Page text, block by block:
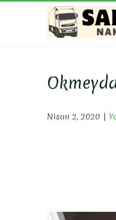
Nisan 2, 2020 |